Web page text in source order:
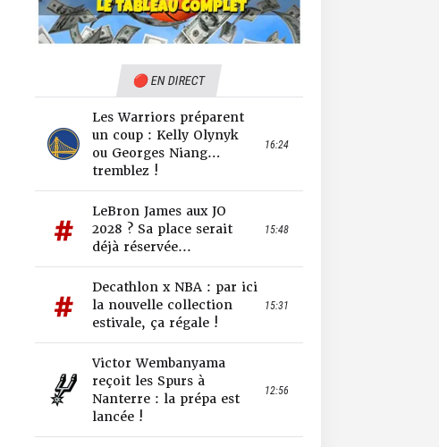
🔴 EN DIRECT
Les Warriors préparent
un coup : Kelly Olynyk
ou Georges Niang…
tremblez !
16:24
LeBron James aux JO
2028 ? Sa place serait
déjà réservée...
15:48
Decathlon x NBA : par ici
la nouvelle collection
estivale, ça régale !
15:31
Victor Wembanyama
reçoit les Spurs à
Nanterre : la prépa est
lancée !
12:56